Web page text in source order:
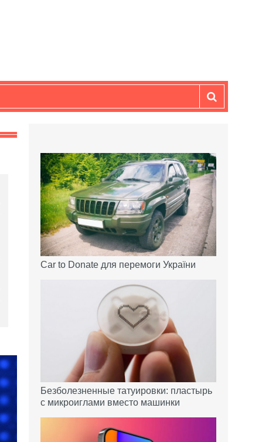
Car to Donate для перемоги України
Безболезненные татуировки: пластырь
с микроиглами вместо машинки